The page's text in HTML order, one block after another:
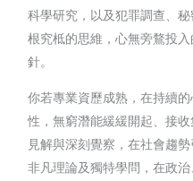
科學研究，以及犯罪調查、
根究柢的思維，心無旁鶩投
針。
你若專業資歷成熟，在持續
性，無窮潛能緩緩開起、接
見解與深刻覺察，在社會趨
非凡理論及獨特學問，在政